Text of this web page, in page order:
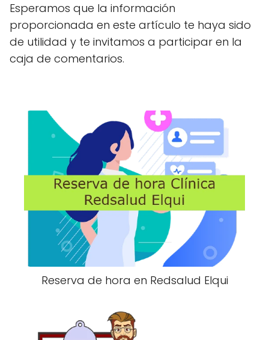
Esperamos que la información
proporcionada en este artículo te haya sido
de utilidad y te invitamos a participar en la
caja de comentarios.
Reserva de hora en Redsalud Elqui